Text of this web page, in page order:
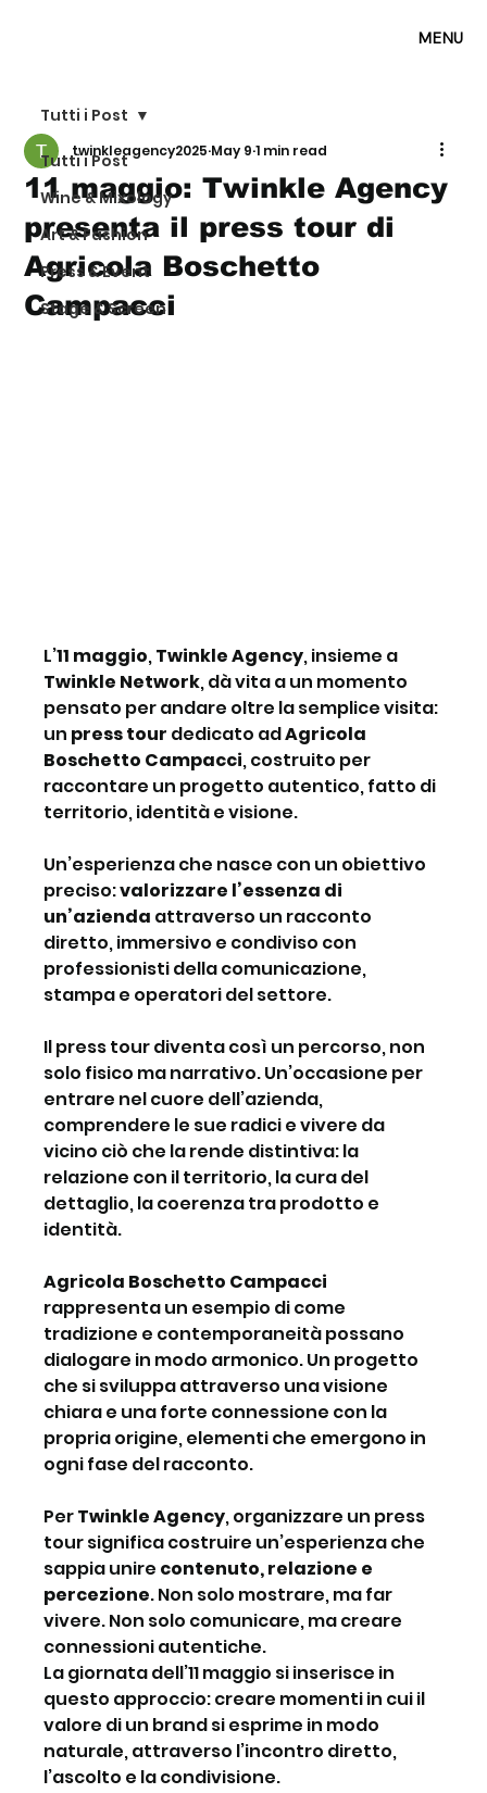
MENU
Tutti i Post
Wine & Mixology
Art & Fashion
Press & Event
Stage & Screen
Tutti i Post
11 maggio: Twinkle Agency
presenta il press tour di
Agricola Boschetto
Campacci
twinkleagency2025 May 9 1 min read
L’11 maggio, Twinkle Agency, insieme a
Twinkle Network, dà vita a un momento
pensato per andare oltre la semplice visita:
un press tour dedicato ad Agricola
Boschetto Campacci, costruito per
raccontare un progetto autentico, fatto di
territorio, identità e visione.
Un’esperienza che nasce con un obiettivo
preciso: valorizzare l’essenza di
un’azienda attraverso un racconto
diretto, immersivo e condiviso con
professionisti della comunicazione,
stampa e operatori del settore.
Il press tour diventa così un percorso, non
solo fisico ma narrativo. Un’occasione per
entrare nel cuore dell’azienda,
comprendere le sue radici e vivere da
vicino ciò che la rende distintiva: la
relazione con il territorio, la cura del
dettaglio, la coerenza tra prodotto e
identità.
Agricola Boschetto Campacci
rappresenta un esempio di come
tradizione e contemporaneità possano
dialogare in modo armonico. Un progetto
che si sviluppa attraverso una visione
chiara e una forte connessione con la
propria origine, elementi che emergono in
ogni fase del racconto.
Per Twinkle Agency, organizzare un press
tour significa costruire un’esperienza che
sappia unire contenuto, relazione e
percezione. Non solo mostrare, ma far
vivere. Non solo comunicare, ma creare
connessioni autentiche.
La giornata dell’11 maggio si inserisce in
questo approccio: creare momenti in cui il
valore di un brand si esprime in modo
naturale, attraverso l’incontro diretto,
l’ascolto e la condivisione.